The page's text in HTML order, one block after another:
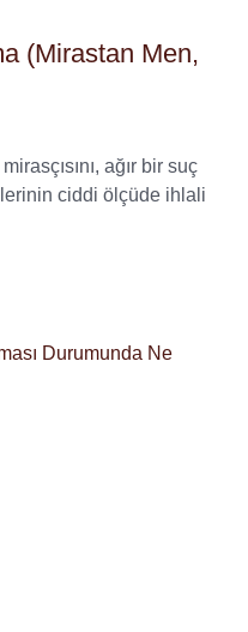
(Mirastan Men,
ağır bir suç
ciddi ölçüde ihlali